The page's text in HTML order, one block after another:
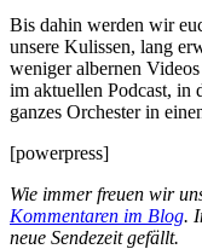
Bis dahin werden wir
unsere Kulissen, lang
weniger albernen
im aktuellen Podcast, in
ganzes Orchester in
[powerpress]
Wie immer freuen wir
Kommentaren im Blog.
neue Sendezeit gefällt.